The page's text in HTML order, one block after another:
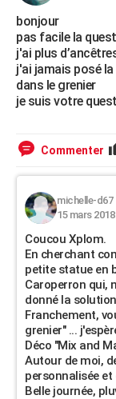
COPAINS D'AVANT
S'inscrire
Se connecter
Lycées
Collèges
Primaires
Universités
Entreprises
Service militaire
Avis de recherche
AVIS DE DÉCÈS
FORUM
bonjour
pas facile la
j'ai plus
j'ai jamais posé
dans le grenier
je suis votre
Commenter
michelle-d67
15 mars 2018
Coucou Xplom.
En cherchant
petite statue en
Caroperron qui,
donné la
Franchement,
grenier" ...
Déco "Mix and
Autour de moi,
personnalisée
Belle journée,